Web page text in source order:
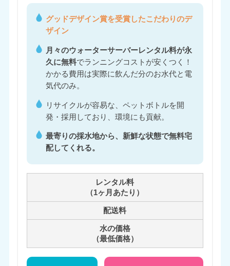
グッドデザイン賞を受賞したこだわりのデ
ザイン
月々のウォーターサーバーレンタル料が永
久に無料でランニングコストが安くつく！
かかる費用は実際に飲んだ分のお水代と電
気代のみ。
リサイクルが容易な、ペットボトルを開
発・採用しており、環境にも貢献。
最寄りの採水地から、新鮮な状態で無料宅
配してくれる。
レンタル料
（1ヶ月あたり）
配送料
水の価格
（最低価格）